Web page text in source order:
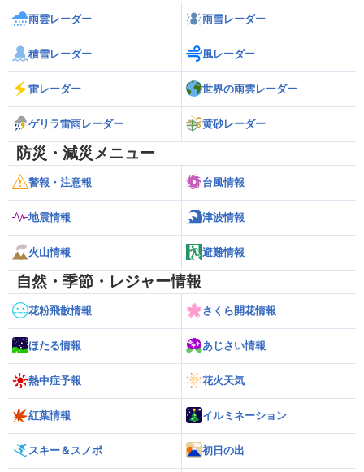
雨雲レーダー 雨雪レーダー
積雪レーダー 風レーダー
雷レーダー 世界の雨雲レーダー
ゲリラ雷雨レーダー 黄砂レーダー
防災・減災メニュー
警報・注意報 台風情報
地震情報 津波情報
火山情報 避難情報
自然・季節・レジャー情報
花粉飛散情報 さくら開花情報
ほたる情報 あじさい情報
熱中症予報 花火天気
紅葉情報 イルミネーション
スキー＆スノボ 初日の出